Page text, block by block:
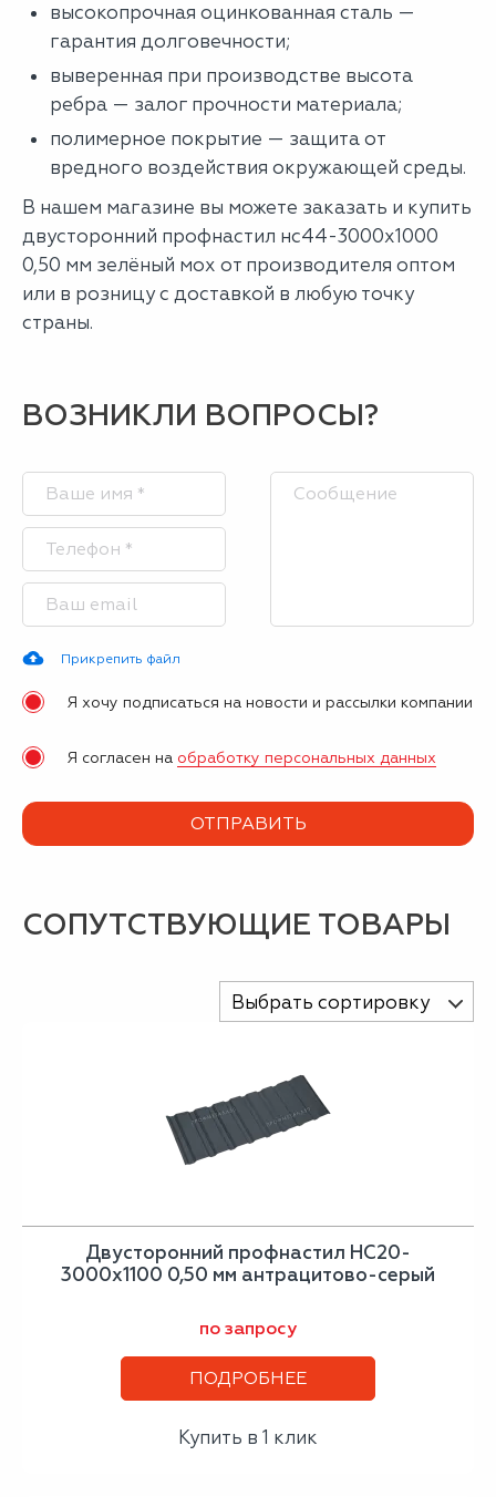
высокопрочная оцинкованная сталь —
гарантия долговечности;
выверенная при производстве высота
ребра — залог прочности материала;
полимерное покрытие — защита от
вредного воздействия окружающей среды.
В нашем магазине вы можете заказать и купить
двусторонний профнастил нс44-3000х1000
0,50 мм зелёный мох от производителя оптом
или в розницу с доставкой в любую точку
страны.
ВОЗНИКЛИ ВОПРОСЫ?
Прикрепить файл
Я хочу подписаться на новости и рассылки компании
Я согласен на обработку персональных данных
СОПУТСТВУЮЩИЕ ТОВАРЫ
Выбрать сортировку
Двусторонний профнастил НС20-
3000х1100 0,50 мм антрацитово-серый
по запросу
ПОДРОБНЕЕ
Купить в 1 клик